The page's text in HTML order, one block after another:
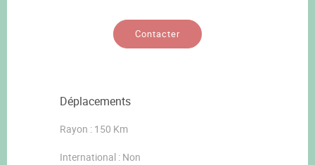
Contacter
Déplacements
Rayon : 150 Km
International : Non